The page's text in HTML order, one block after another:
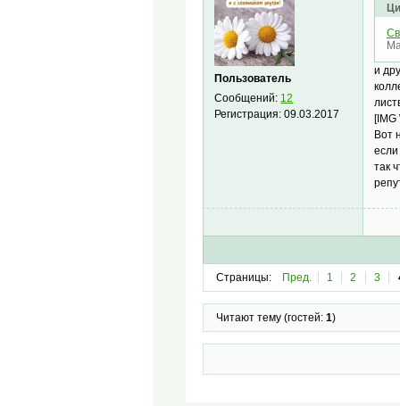
Пользователь
Сообщений: 12
Регистрация:09.03.2017
и
[IMG
Вот
так
Страницы: Пред. 1 2 3
Читают тему (гостей: 1)